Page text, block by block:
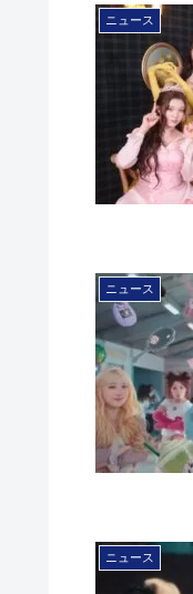
ニュース
ニュース
ニュース